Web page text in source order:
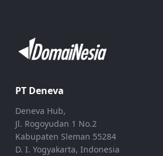
PT Deneva
Deneva Hub,
Jl. Rogoyudan 1 No.2
Kabupaten Sleman 55284
D. I. Yogyakarta, Indonesia